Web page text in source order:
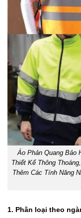
Áo Phản Quang Bảo
Thiết Kế Thông
Thêm Các Tính Năng
1. Phân loại theo